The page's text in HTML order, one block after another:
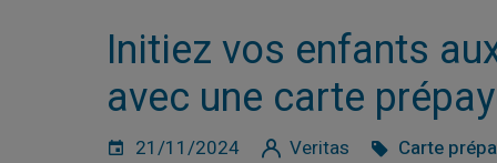
Initiez vos enfants
avec une carte
21/11/2024 Veritas Carte